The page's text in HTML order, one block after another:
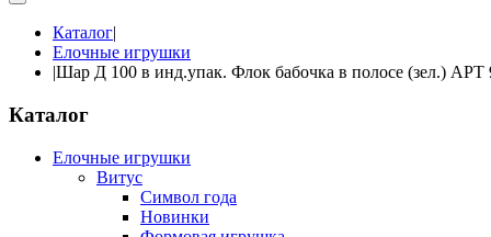
Каталог|
Елочные игрушки
|Шар Д 100 в инд.упак. Флок бабочка в полосе (зел.) АРТ
Каталог
Елочные игрушки
Витус
Символ года
Новинки